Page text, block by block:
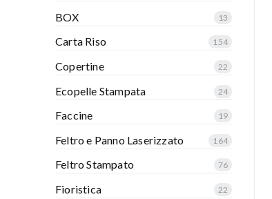
BOX 13
Carta Riso 154
Copertine 22
Ecopelle Stampata 24
Faccine 19
Feltro e Panno Laserizzato 164
Feltro Stampato 76
Fioristica 22